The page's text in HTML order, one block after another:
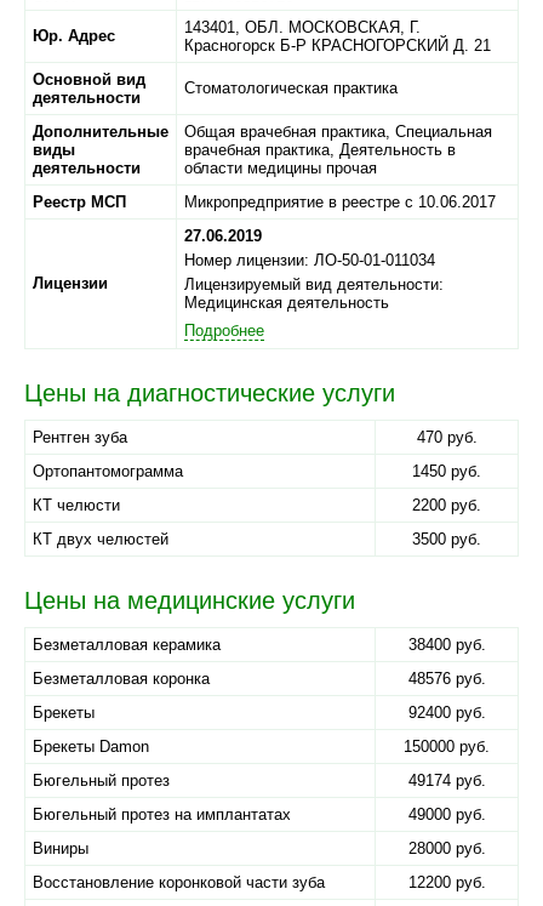
Юр. Адрес 143401, ОБЛ. МОСКОВСКАЯ, Г.
Красногорск Б-Р КРАСНОГОРСКИЙ Д. 21
Основной вид
деятельности
Стоматологическая практика
Дополнительные
виды
деятельности
Общая врачебная практика, Специальная
врачебная практика, Деятельность в
области медицины прочая
Реестр МСП
Микропредприятие в реестре с 10.06.2017
Лицензии
27.06.2019
Номер лицензии: ЛО-50-01-011034
Лицензируемый вид деятельности:
Медицинская деятельность
Подробнее
Цены на диагностические услуги
Рентген зуба
470 руб.
Ортопантомограмма
1450 руб.
КТ челюсти
2200 руб.
КТ двух челюстей
3500 руб.
Цены на медицинские услуги
Безметалловая керамика
38400 руб.
Безметалловая коронка
48576 руб.
Брекеты
92400 руб.
Брекеты Damon
150000 руб.
Бюгельный протез
49174 руб.
Бюгельный протез на имплантатах
49000 руб.
Виниры
28000 руб.
Восстановление коронковой части зуба
12200 руб.